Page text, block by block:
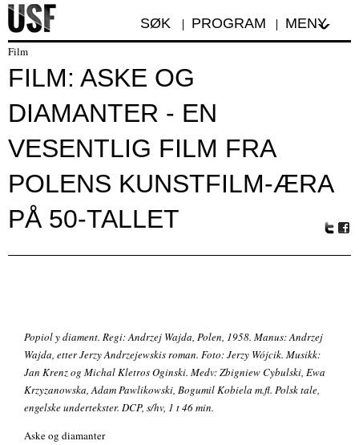
SØK PROGRAM MENY
Film
FILM: ASKE OG
DIAMANTER - EN
VESENTLIG FILM FRA
POLENS KUNSTFILM-ÆRA
PÅ 50-TALLET
Popiol y diament. Regi: Andrzej Wajda, Polen, 1958. Manus: Andrzej
Wajda, etter Jerzy Andrzejewskis roman. Foto: Jerzy Wójcik. Musikk:
Jan Krenz og Michal Kletros Oginski. Medv: Zbigniew Cybulski, Ewa
Krzyzanowska, Adam Pawlikowski, Bogumil Kobiela m.fl. Polsk tale,
engelske undertekster. DCP, s/hv, 1 t 46 min.
Aske og diamanter